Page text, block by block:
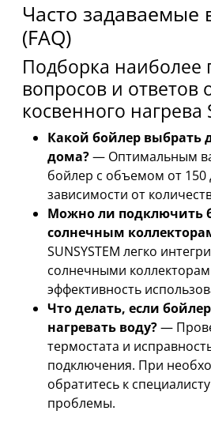
Часто задаваемые
(FAQ)
Подборка наиболее
вопросов и ответов
косвенного нагрева
Какой бойлер выбрать
дома?— Оптимальным
бойлер с объемом от 150
зависимости от
Можно ли подключить
солнечным
SUNSYSTEM легко
солнечными
эффективность
Что делать, если
нагревать воду?—
термостата и
подключения. При
обратитесь к
проблемы.